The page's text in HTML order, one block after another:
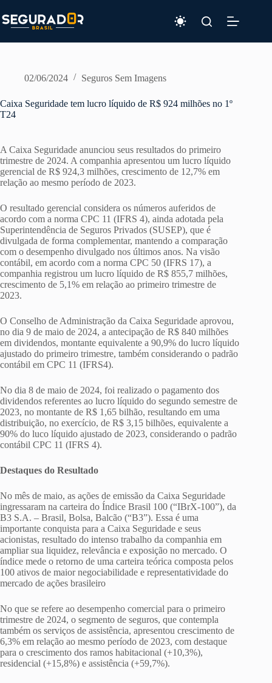
para
o
02/06/2024 Seguros Sem Imagens
Caixa Seguridade tem lucro líquido de R$ 924 milhões no 1º
T24
A Caixa Seguridade anunciou seus resultados do primeiro
trimestre de 2024. A companhia apresentou um lucro líquido
gerencial de R$ 924,3 milhões, crescimento de 12,7% em
relação ao mesmo período de 2023.
O resultado gerencial considera os números auferidos de
acordo com a norma CPC 11 (IFRS 4), ainda adotada pela
Superintendência de Seguros Privados (SUSEP), que é
divulgada de forma complementar, mantendo a comparação
com o desempenho divulgado nos últimos anos. Na visão
contábil, em acordo com a norma CPC 50 (IFRS 17), a
companhia registrou um lucro líquido de R$ 855,7 milhões,
crescimento de 5,1% em relação ao primeiro trimestre de
2023.
O Conselho de Administração da Caixa Seguridade aprovou,
no dia 9 de maio de 2024, a antecipação de R$ 840 milhões
em dividendos, montante equivalente a 90,9% do lucro líquido
ajustado do primeiro trimestre, também considerando o padrão
contábil em CPC 11 (IFRS4).
No dia 8 de maio de 2024, foi realizado o pagamento dos
dividendos referentes ao lucro líquido do segundo semestre de
2023, no montante de R$ 1,65 bilhão, resultando em uma
distribuição, no exercício, de R$ 3,15 bilhões, equivalente a
90% do luco líquido ajustado de 2023, considerando o padrão
contábil CPC 11 (IFRS 4).
Destaques do Resultado
No mês de maio, as ações de emissão da Caixa Seguridade
ingressaram na carteira do Índice Brasil 100 (“IBrX-100”), da
B3 S.A. – Brasil, Bolsa, Balcão (“B3”). Essa é uma
importante conquista para a Caixa Seguridade e seus
acionistas, resultado do intenso trabalho da companhia em
ampliar sua liquidez, relevância e exposição no mercado. O
índice mede o retorno de uma carteira teórica composta pelos
100 ativos de maior negociabilidade e representatividade do
mercado de ações brasileiro
No que se refere ao desempenho comercial para o primeiro
trimestre de 2024, o segmento de seguros, que contempla
também os serviços de assistência, apresentou crescimento de
6,3% em relação ao mesmo período de 2023, com destaque
para o crescimento dos ramos habitacional (+10,3%),
residencial (+15,8%) e assistência (+59,7%).